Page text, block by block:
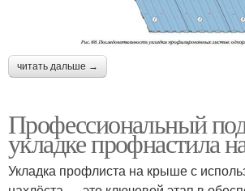
читать дальше →
Профессиональный
укладке профнастила
Укладка профлиста на крыше с